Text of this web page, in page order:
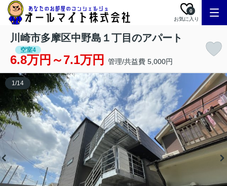
お気に入り
0
川崎市多摩区中野島１丁目のアパート
空室4
6.8万円～7.1万円 管理/共益費 5,000円
1/14